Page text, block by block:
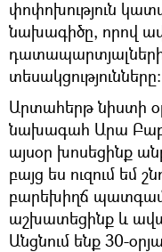
փոփոխություն
նախագիծը, որով
տեսակցությունները։
Արտահերթ նիստի
նախագահ Արա
այսօր խոսեցինք
բայց ես ուզում եմ
բարեխիղճ
աշխատեցինք և
Անցնում ենք 30-